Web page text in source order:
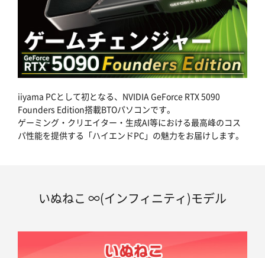
iiyama PCとして初となる、NVIDIA GeForce RTX 5090
Founders Edition搭載BTOパソコンです。
ゲーミング・クリエイター・生成AI等における最高峰のコス
パ性能を提供する「ハイエンドPC」の魅力をお届けします。
いぬねこ ∞(インフィニティ)モデル